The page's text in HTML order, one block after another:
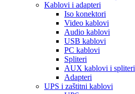
Kablovi i adapteri
Iso konektori
Video kablovi
Audio kablovi
USB kablovi
PC kablovi
Spliteri
AUX kablovi i spliteri
Adapteri
UPS i zaštitni kablovi